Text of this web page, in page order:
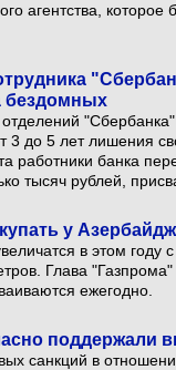
агентства,
бездомных
отделений
3 до 5 лет лишения
работники банка
тысяч рублей,
у
в этом году
Глава
ежегодно.
поддержали
санкций в